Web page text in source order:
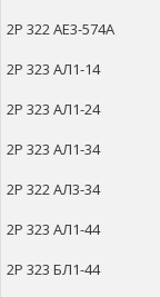
2Р 322 АЕ3-574А
2Р 323 АЛ1-14
2Р 323 АЛ1-24
2Р 323 АЛ1-34
2Р 322 АЛ3-34
2Р 323 АЛ1-44
2Р 323 БЛ1-44